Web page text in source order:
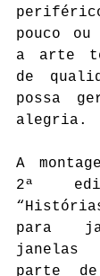
pouco ou
a arte
de
possa
alegria.
A
2ª
para
parte de